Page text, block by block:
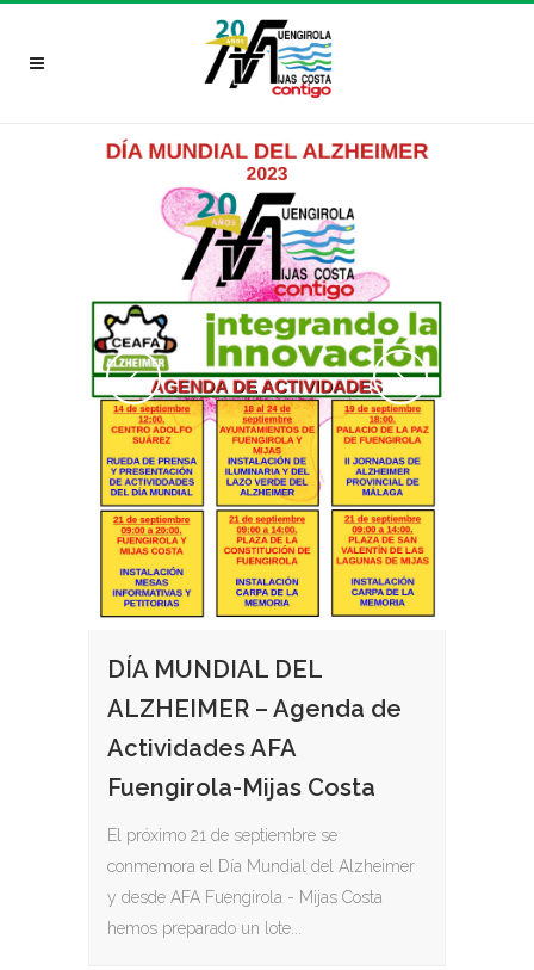
DÍA MUNDIAL DEL
ALZHEIMER – Agenda de
Actividades AFA
Fuengirola-Mijas Costa
El próximo 21 de septiembre se
conmemora el Día Mundial del Alzheimer
y desde AFA Fuengirola - Mijas Costa
hemos preparado un lote...